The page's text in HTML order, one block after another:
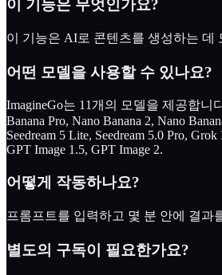
이 기능은 무엇인가요?
이 기능은 AI로 콘텐츠를 생성하는 데
어떤 모델을 사용할 수 있나요?
ImagineGo는 11개의 모델을 제공합니
Banana Pro, Nano Banana 2, Nano
Seedream 5 Lite, Seedream 5.0 Pro,
GPT Image 1.5, GPT Image 2.
어떻게 작동하나요?
프롬프트를 입력하고 몇 분 안에 결과
별도의 구독이 필요한가요?